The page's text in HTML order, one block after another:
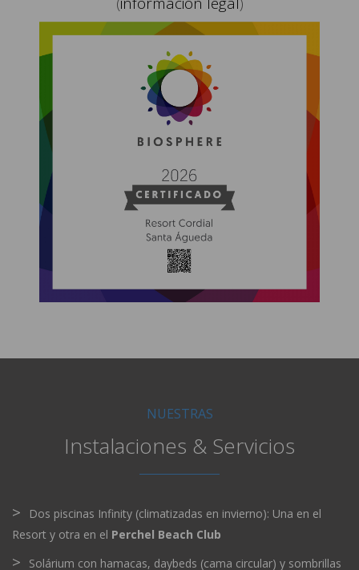
NUESTRAS
Instalaciones & Servicios
Dos piscinas Infinity (climatizadas en invierno): Una en el
Resort y otra en el Perchel Beach Club
Solárium con hamacas, daybeds (cama circular) y sombrillas